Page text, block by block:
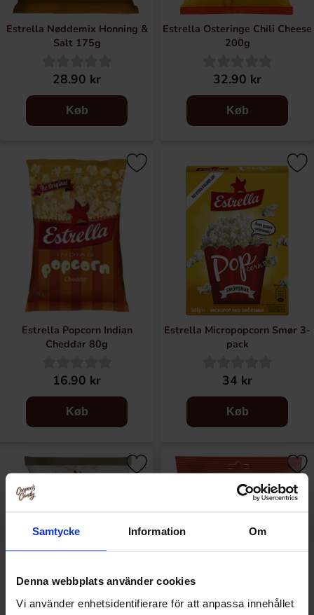
Samtycke Information Om
Denna webbplats använder cookies
Vi använder enhetsidentifierare för att anpassa innehållet
Estrella Nøddemix Honning &
Salt 175g
28.90 kr
Køb
Estrella Osteringe Chili Cheese
200g
32.90 kr
Køb
Estrella Popcorn Indian
Cheddar 80g
16.90 kr
Køb
Estrella Micropopcorn Smør 3-
pack
34 kr
Køb